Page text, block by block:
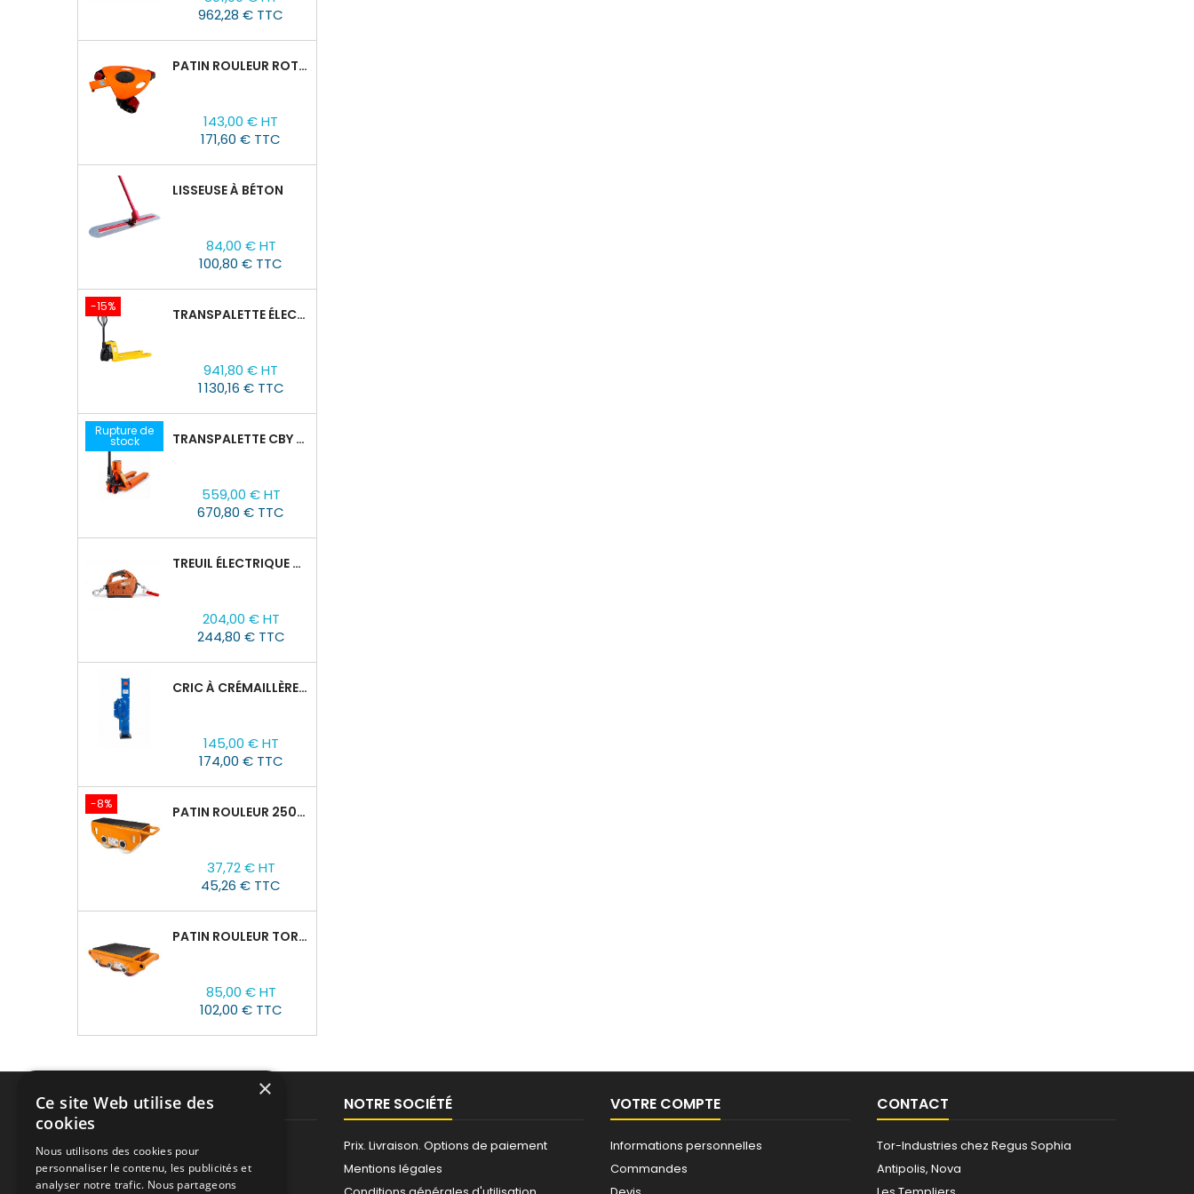
base962,28 € TTC
PATIN ROULEUR ROTATIVE WCRP-5, CAPACITÉ DE CHARGE 4T
143,00 € HT
171,60 € TTC
LISSEUSE À BÉTON
84,00 € HT
100,80 € TTC
-15% TRANSPALETTE ÉLECTRIQUE EPT 15H : 1500KG/1150MM X 550MM
base
941,80 € HT
1 130,16 € TTC
Rupture de
stock TRANSPALETTE CBY 2,5T AVEC BALANCE
559,00 € HT
670,80 € TTC
TREUIL ÉLECTRIQUE PORTABLE TOR SQ-01-450KG/4.6M
204,00 € HT
244,80 € TTC
CRIC À CRÉMAILLÈRE TOR SJ, 1,5T/60-600 MM
145,00 € HT
174,00 € TTC
-8% PATIN ROULEUR 2500R-02, CAPACITÉ DE CHARGE 2,5T
base
37,72 € HT
45,26 € TTC
PATIN ROULEUR TOR CRO-6 : 8T
85,00 € HT
102,00 € TTC
PRODUITS
Promotions
Nouveaux produits
NOTRE SOCIÉTÉ
Prix. Livraison. Options de paiement
Mentions légales
VOTRE COMPTE
Informations personnelles
Commandes
CONTACT
Tor-Industries chez Regus Sophia
Antipolis, Nova
×
Ce site Web utilise des
cookies
Nous utilisons des cookies pour
personnaliser le contenu, les publicités et
analyser notre trafic. Nous partageons